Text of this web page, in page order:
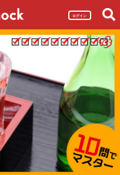
ログイン